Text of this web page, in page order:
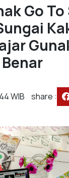
Go
WIB share :